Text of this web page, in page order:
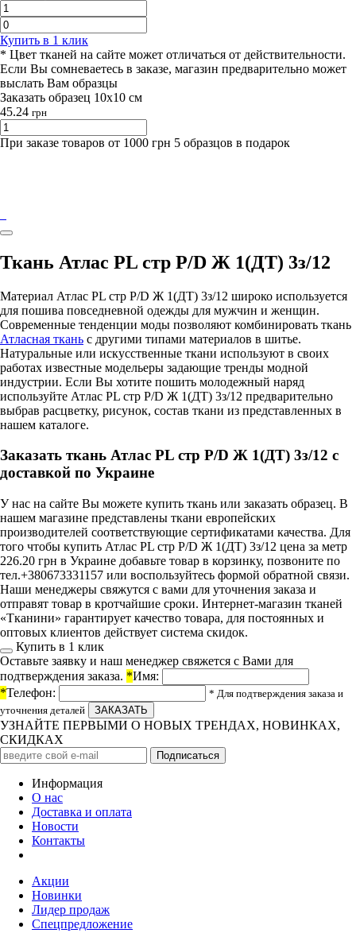
Купить в 1 клик
* Цвет тканей на сайте может отличаться от действительности.
Если Вы сомневаетесь в заказе, магазин предварительно может
выслать Вам образцы
Заказать образец 10х10 см
45.24 грн
При заказе товаров от 1000 грн 5 образцов в подарок
Ткань Атлас PL стр P/D Ж 1(ДТ) 3з/12
Материал Атлас PL стр P/D Ж 1(ДТ) 3з/12 широко используется
для пошива повседневной одежды для мужчин и женщин.
Современные тенденции моды позволяют комбинировать ткань
Атласная ткань с другими типами материалов в шитье.
Натуральные или искусственные ткани используют в своих
работах известные модельеры задающие тренды модной
индустрии. Если Вы хотите пошить молодежный наряд
используйте Атлас PL стр P/D Ж 1(ДТ) 3з/12 предварительно
выбрав расцветку, рисунок, состав ткани из представленных в
нашем каталоге.
Заказать ткань Атлас PL стр P/D Ж 1(ДТ) 3з/12 с
доставкой по Украине
У нас на сайте Вы можете купить ткань или заказать образец. В
нашем магазине представлены ткани европейских
производителей соответствующие сертификатами качества. Для
того чтобы купить Атлас PL стр P/D Ж 1(ДТ) 3з/12 цена за метр
226.20 грн в Украине добавьте товар в корзинку, позвоните по
тел.+380673331157 или воспользуйтесь формой обратной связи.
Наши менеджеры свяжутся с вами для уточнения заказа и
отправят товар в кротчайшие сроки. Интернет-магазин тканей
«Тканини» гарантирует качество товара, для постоянных и
оптовых клиентов действует система скидок.
Купить в 1 клик
Оставьте заявку и наш менеджер свяжется с Вами для
подтверждения заказа. *Имя:
*Телефон:
* Для подтверждения заказа и
уточнения деталей
УЗНАЙТЕ ПЕРВЫМИ О НОВЫХ ТРЕНДАХ, НОВИНКАХ,
СКИДКАХ
Информация
О нас
Доставка и оплата
Новости
Контакты
Акции
Новинки
Лидер продаж
Спецпредложение